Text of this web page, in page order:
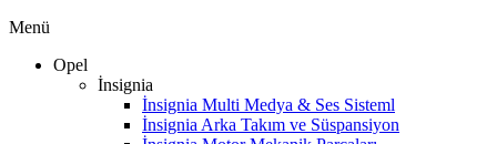
Menü
Opel
İnsignia
İnsignia Multi Medya & Ses Sisteml
İnsignia Arka Takım ve Süspansiyon